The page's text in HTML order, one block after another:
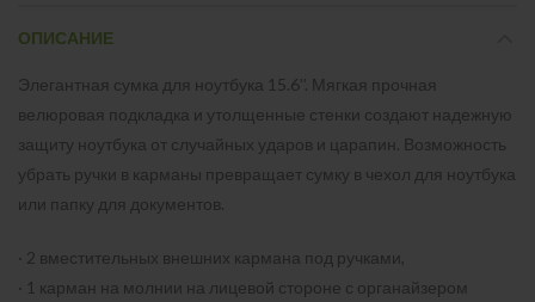
ОПИСАНИЕ
Элегантная сумка для ноутбука 15.6’’. Мягкая прочная
велюровая подкладка и утолщенные стенки создают надежную
защиту ноутбука от случайных ударов и царапин. Возможность
убрать ручки в карманы превращает сумку в чехол для ноутбука
или папку для документов.
· 2 вместительных внешних кармана под ручками,
· 1 карман на молнии на лицевой стороне с органайзером